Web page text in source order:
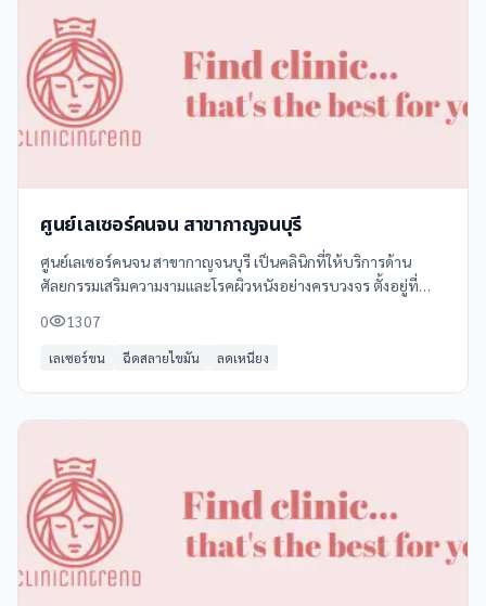
ศูนย์เลเซอร์คนจน สาขากาญจนบุรี
ศูนย์เลเซอร์คนจน สาขากาญจนบุรี เป็นคลินิกที่ให้บริการด้าน
ศัลยกรรมเสริมความงามและโรคผิวหนังอย่างครบวงจร ตั้งอยู่ที่
ผิวหนัง การวินิจฉัยโรค
0 1307
เลเซอร์ขน ฉีดสลายไขมัน ลดเหนียง